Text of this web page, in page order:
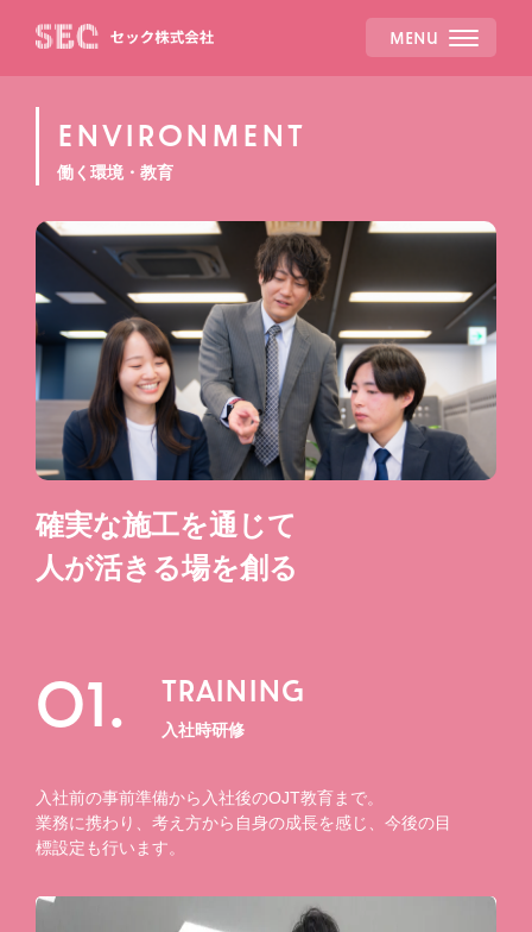
MENU
ENVIRONMENT
働く環境・教育
確実な施工を通じて
人が活きる場を創る
01. TRAINING
入社時研修
入社前の事前準備から入社後のOJT教育まで。
業務に携わり、考え方から自身の成長を感じ、今後の目
標設定も行います。